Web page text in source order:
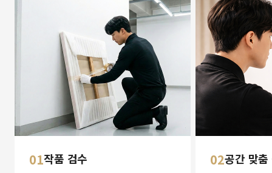
01작품 검수 02공간 맞